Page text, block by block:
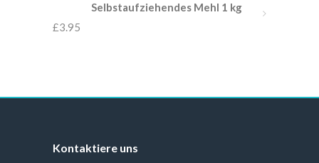
Selbstaufziehendes Mehl 1 kg
£3.95
Kontaktiere uns